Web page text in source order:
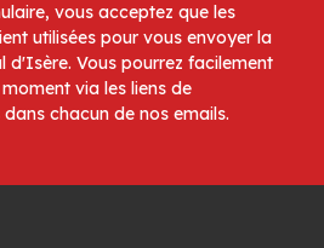
vous acceptez que les
utilisées pour vous envoyer la
d'Isère. Vous pourrez facilement
via les liens de
chacun de nos emails.